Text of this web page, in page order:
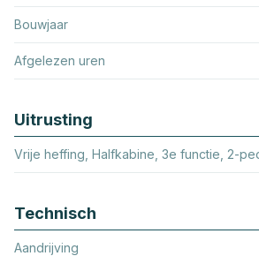
Bouwjaar
Afgelezen uren
Uitrusting
Vrije heffing, Halfkabine, 3e functie, 2-
Technisch
Aandrijving